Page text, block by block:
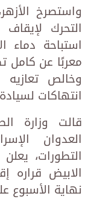
واستصرخ
التحرك
استباحة دماء
معربًا عن كامل
وخالص تعازيه
انتهاكات
قالت وزارة
العدوان
التطورات،
الابيض قراره
نهاية الأسبوع